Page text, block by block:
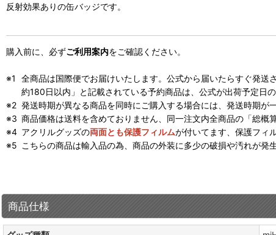
反射効果ありの缶バッジです。
購入前に、必ずご利用案内をご確認ください。
全商品は国際便でお届けいたします。公式から届いたらすぐ発
約180日以内」と記載されている予約商品は、公式が出荷予定日
発送時期が異なる商品を同時にご購入する場合には、発送時期が
商品価格は送料を含めておりません、同一注文内全商品の「総概
アクリルグッズの両面とも保護フィルムが付いてます、保護フィ
こちらの商品は輸入品の為、商品の外装に多少の破損や汚れが発
商品仕様